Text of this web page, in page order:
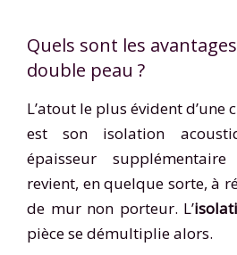
Quels sont les
double peau ?
L’atout le plus évident
est son isolation
épaisseur
revient, en quelque sorte, à
de mur non porteur. L’
pièce se démultiplie alors.